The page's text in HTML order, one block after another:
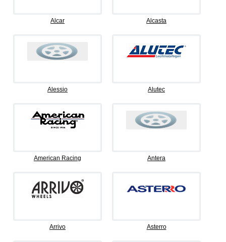
Alcar Alcasta
Alessio Alutec
American Racing Antera
Arrivo Asterro